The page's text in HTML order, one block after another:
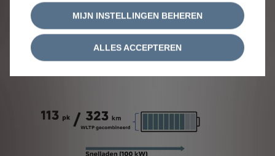
ë-C3 Van is verkrijgbaar met 1
rijbereik
MIJN INSTELLINGEN BEHEREN
ALLES ACCEPTEREN